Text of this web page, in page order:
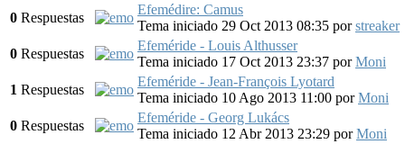
0 Respuestas
Efemédire: Camus
Tema iniciado 29 Oct 2013 08:35 porstreaker
0 Respuestas
Efeméride - Louis Althusser
Tema iniciado 17 Oct 2013 23:37 porMoni
1 Respuestas
Efeméride - Jean-François Lyotard
Tema iniciado 10 Ago 2013 11:00 porMoni
0 Respuestas
Efeméride - Georg Lukács
Tema iniciado 12 Abr 2013 23:29 porMoni